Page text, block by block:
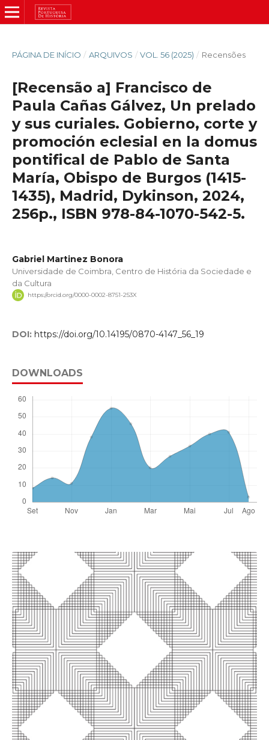
PÁGINA DE INÍCIO / ARQUIVOS / VOL. 56 (2025) / Recensões
[Recensão a] Francisco de
Paula Cañas Gálvez, Un prelado
y sus curiales. Gobierno, corte y
promoción eclesial en la domus
pontifical de Pablo de Santa
María, Obispo de Burgos (1415-
1435), Madrid, Dykinson, 2024,
256p., ISBN 978-84-1070-542-5.
Gabriel Martinez Bonora
Universidade de Coimbra, Centro de História da Sociedade e
da Cultura
https://orcid.org/0000-0002-8751-253X
DOI: https://doi.org/10.14195/0870-4147_56_19
DOWNLOADS